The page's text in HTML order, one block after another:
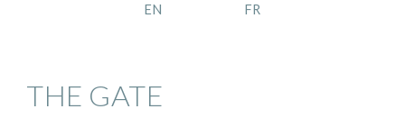
EN FR
THE GATE